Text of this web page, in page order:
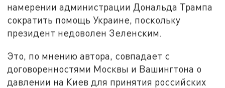
намерении администрации Дональда Трампа
сократить помощь Украине, поскольку
президент недоволен Зеленским.
Это, по мнению автора, совпадает с
договоренностями Москвы и Вашингтона о
давлении на Киев для принятия российских